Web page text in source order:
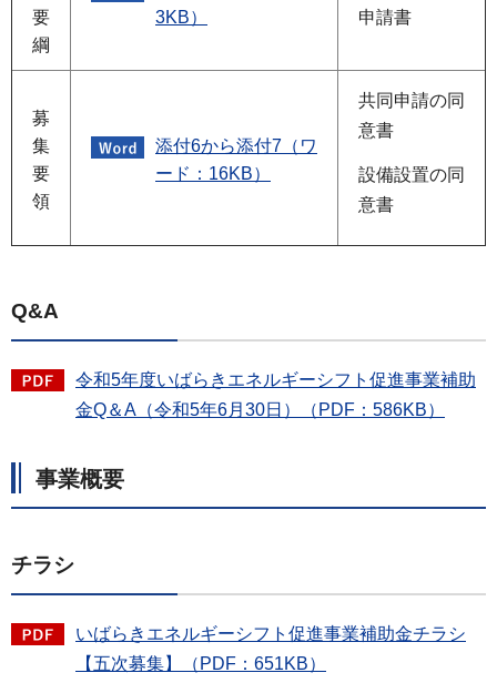
要
綱
3KB）
申請書
募
集
要
領
添付6から添付7（ワ
ード：16KB）
共同申請の同
意書
設備設置の同
意書
Q&A
令和5年度いばらきエネルギーシフト促進事業補助
金Q＆A（令和5年6月30日）（PDF：586KB）
事業概要
チラシ
いばらきエネルギーシフト促進事業補助金チラシ
【五次募集】（PDF：651KB）